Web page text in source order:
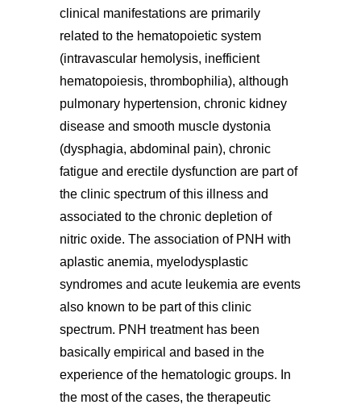
clinical manifestations are primarily
related to the hematopoietic system
(intravascular hemolysis, inefficient
hematopoiesis, thrombophilia), although
pulmonary hypertension, chronic kidney
disease and smooth muscle dystonia
(dysphagia, abdominal pain), chronic
fatigue and erectile dysfunction are part of
the clinic spectrum of this illness and
associated to the chronic depletion of
nitric oxide. The association of PNH with
aplastic anemia, myelodysplastic
syndromes and acute leukemia are events
also known to be part of this clinic
spectrum. PNH treatment has been
basically empirical and based in the
experience of the hematologic groups. In
the most of the cases, the therapeutic